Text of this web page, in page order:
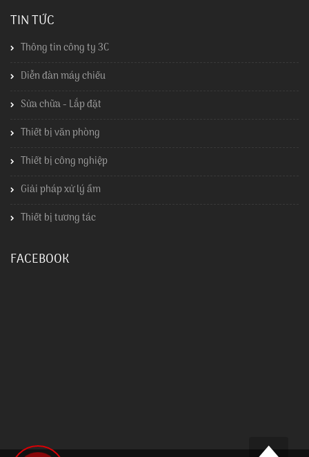
TIN TỨC
Thông tin công ty 3C
Diễn đàn máy chiếu
Sửa chữa - Lắp đặt
Thiết bị văn phòng
Thiết bị công nghiệp
Giải pháp xử lý ẩm
Thiết bị tương tác
FACEBOOK